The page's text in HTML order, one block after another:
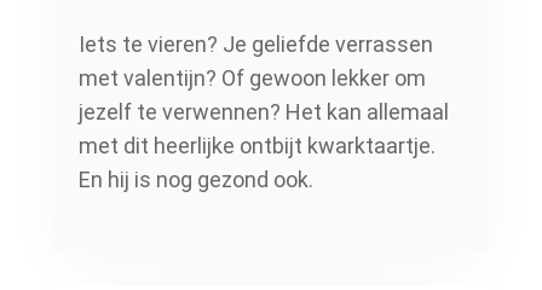
Iets te vieren? Je geliefde verrassen
met valentijn? Of gewoon lekker om
jezelf te verwennen? Het kan allemaal
met dit heerlijke ontbijt kwarktaartje.
En hij is nog gezond ook.